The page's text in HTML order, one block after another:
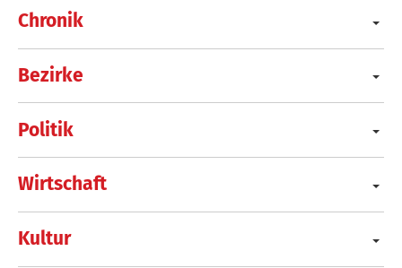
Chronik
Bezirke
Politik
Wirtschaft
Kultur